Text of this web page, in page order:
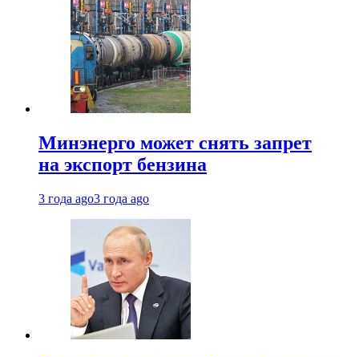
Минэнерго может снять запрет
на экспорт бензина
3 года ago3 года ago